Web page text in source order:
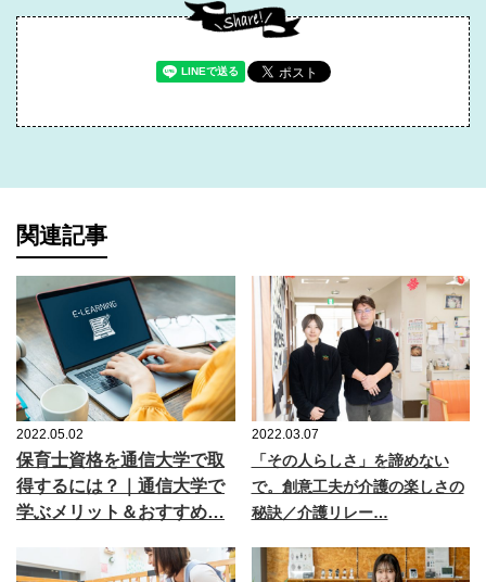
関連記事
2022.05.02
保育士資格を通信大学で取
得するには？｜通信大学で
学ぶメリット＆おすすめ…
2022.03.07
「その人らしさ」を諦めない
で。創意工夫が介護の楽しさの
秘訣／介護リレー…